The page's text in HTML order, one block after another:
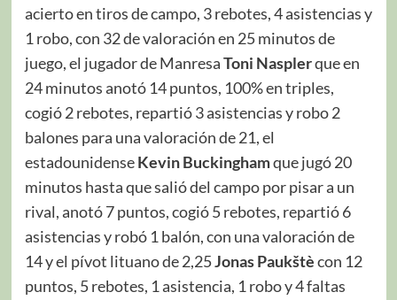
acierto en tiros de campo, 3 rebotes, 4 asistencias y
1 robo, con 32 de valoración en 25 minutos de
juego, el jugador de ManresaToni Nasplerque en
24 minutos anotó 14 puntos, 100% en triples,
cogió 2 rebotes, repartió 3 asistencias y robo 2
balones para una valoración de 21, el
estadounidenseKevin Buckinghamque jugó 20
minutos hasta que salió del campo por pisar a un
rival, anotó 7 puntos, cogió 5 rebotes, repartió 6
asistencias y robó 1 balón, con una valoración de
14 y el pívot lituano de 2,25Jonas Paukštècon 12
puntos, 5 rebotes, 1 asistencia, 1 robo y 4 faltas